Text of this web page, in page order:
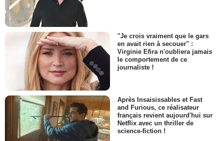
"Je crois vraiment que le gars
en avait rien à secouer" :
Virginie Efira n'oubliera jamais
le comportement de ce
journaliste !
Après Insaisissables et Fast
and Furious, ce réalisateur
français revient aujourd'hui sur
Netflix avec un thriller de
science-fiction !